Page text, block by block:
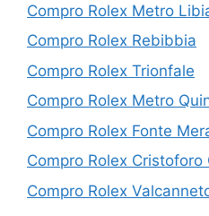
Compro Rolex Metro
Compro Rolex Rebibbia
Compro Rolex Trionfale
Compro Rolex Metro
Compro Rolex Fonte
Compro Rolex Cristoforo
Compro Rolex